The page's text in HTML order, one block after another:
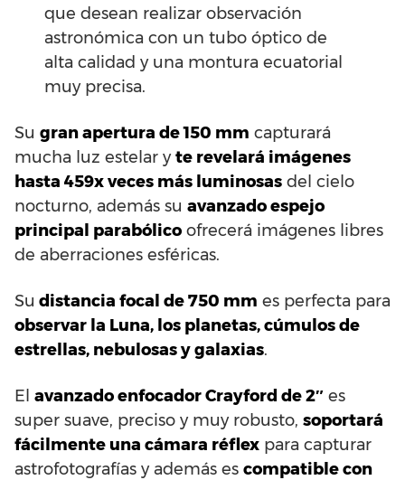
que desean realizar observación
astronómica con un tubo óptico de
alta calidad y una montura ecuatorial
muy precisa.
Su gran apertura de 150 mm capturará
mucha luz estelar yte revelará imágenes
hasta 459x veces más luminosas del cielo
nocturno, además su avanzado espejo
principal parabólico ofrecerá imágenes libres
de aberraciones esféricas.
Su distancia focal de 750 mm es perfecta para
observar la Luna, los planetas, cúmulos de
estrellas, nebulosas y galaxias.
El avanzado enfocador Crayford de 2″ es
super suave, preciso y muy robusto, soportará
fácilmente una cámara réflex para capturar
astrofotografías y además es compatible con